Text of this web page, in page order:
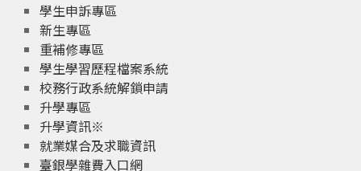
學生申訴專區
新生專區
重補修專區
學生學習歷程檔案系統
校務行政系統解鎖申請
升學專區
升學資訊※
就業媒合及求職資訊
臺銀學雜費入口網